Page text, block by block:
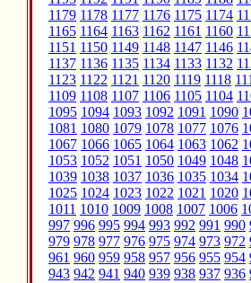
1179 1178 1177 1176 1175 1174
1165 1164 1163 1162 1161 1160
1151 1150 1149 1148 1147 1146
1137 1136 1135 1134 1133 1132
1123 1122 1121 1120 1119 1118
1109 1108 1107 1106 1105 1104
1095 1094 1093 1092 1091 1090
1081 1080 1079 1078 1077 1076
1067 1066 1065 1064 1063 1062
1053 1052 1051 1050 1049 1048
1039 1038 1037 1036 1035 1034
1025 1024 1023 1022 1021 1020
1011 1010 1009 1008 1007 1006
997 996 995 994 993 992 991 990
979 978 977 976 975 974 973 972
961 960 959 958 957 956 955 954
943 942 941 940 939 938 937 936